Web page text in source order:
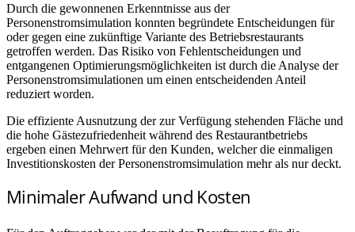
Durch die gewonnenen Erkenntnisse aus der
Personenstromsimulation konnten begründete Entscheidungen für
oder gegen eine zukünftige Variante des Betriebsrestaurants
getroffen werden. Das Risiko von Fehlentscheidungen und
entgangenen Optimierungsmöglichkeiten ist durch die Analyse der
Personenstromsimulationen um einen entscheidenden Anteil
reduziert worden.
Die effiziente Ausnutzung der zur Verfügung stehenden Fläche und
die hohe Gästezufriedenheit während des Restaurantbetriebs
ergeben einen Mehrwert für den Kunden, welcher die einmaligen
Investitionskosten der Personenstromsimulation mehr als nur deckt.
Minimaler Aufwand und Kosten